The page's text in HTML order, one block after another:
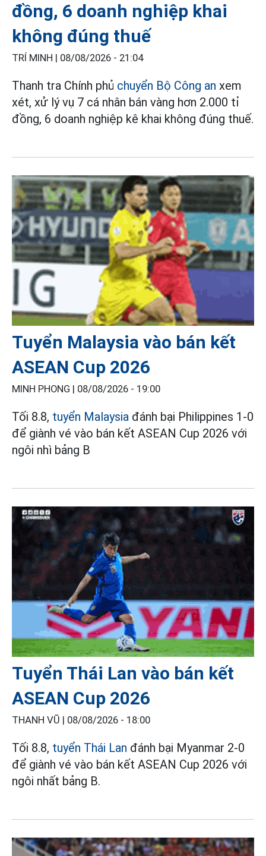
đồng, 6 doanh nghiệp khai
không đúng thuế
TRÍ MINH | 08/08/2026 - 21:04
Thanh tra Chính phủ chuyển Bộ Công an xem
xét, xử lý vụ 7 cá nhân bán vàng hơn 2.000 tỉ
đồng, 6 doanh nghiệp kê khai không đúng thuế.
Tuyển Malaysia vào bán kết
ASEAN Cup 2026
MINH PHONG | 08/08/2026 - 19:00
Tối 8.8, tuyển Malaysia đánh bại Philippines 1-0
để giành vé vào bán kết ASEAN Cup 2026 với
ngôi nhì bảng B
Tuyển Thái Lan vào bán kết
ASEAN Cup 2026
THANH VŨ | 08/08/2026 - 18:00
Tối 8.8, tuyển Thái Lan đánh bại Myanmar 2-0
để giành vé vào bán kết ASEAN Cup 2026 với
ngôi nhất bảng B.